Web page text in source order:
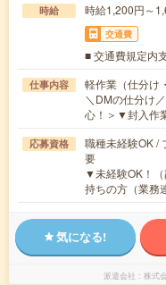
時給 時給1,200円～
交通費
■ 交通費規定内
仕事内容
軽作業（仕分け
＼DMの仕分け
心！＞▼封入作
応募資格
職種未経験OK /
要
▼未経験OK！
持ちの方（業務
気になる!
派遣会社 株式